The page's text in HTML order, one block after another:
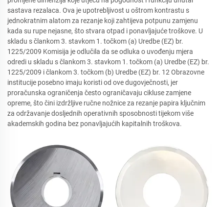
sastava rezalaca. Ova je upotrebljivost u oštrom kontrastu s
jednokratnim alatom za rezanje koji zahtijeva potpunu zamjenu
kada su rupe nejasne, što stvara otpad i ponavljajuće troškove. U
skladu s člankom 3. stavkom 1. točkom (a) Uredbe (EZ) br.
1225/2009 Komisija je odlučila da se odluka o uvođenju mjera
odredi u skladu s člankom 3. stavkom 1. točkom (a) Uredbe (EZ) br.
1225/2009 i člankom 3. točkom (b) Uredbe (EZ) br. 12 Obrazovne
institucije posebno imaju koristi od ove dugovječnosti, jer
proračunska ograničenja često ograničavaju cikluse zamjene
opreme, što čini izdržljive ručne nožnice za rezanje papira ključnim
za održavanje dosljednih operativnih sposobnosti tijekom više
akademskih godina bez ponavljajućih kapitalnih troškova.